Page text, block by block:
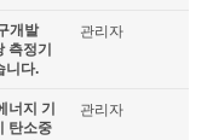
개발
측정기
니다.
관리자
너지 기
탄소중
관리자